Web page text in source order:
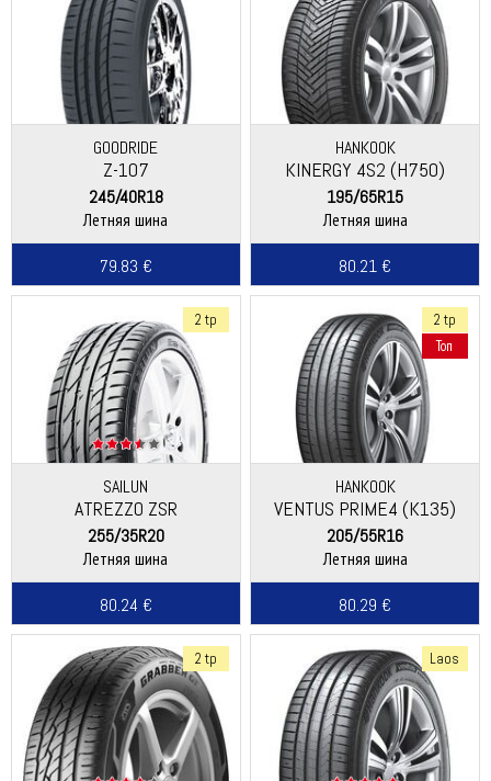
GOODRIDE
Z-107
245/40R18
Летняя шина
79.83 €
HANKOOK
KINERGY 4S2 (H750)
195/65R15
Летняя шина
80.21 €
2 tp
SAILUN
ATREZZO ZSR
255/35R20
Летняя шина
80.24 €
2 tp
Топ
HANKOOK
VENTUS PRIME4 (K135)
205/55R16
Летняя шина
80.29 €
2 tp Laos